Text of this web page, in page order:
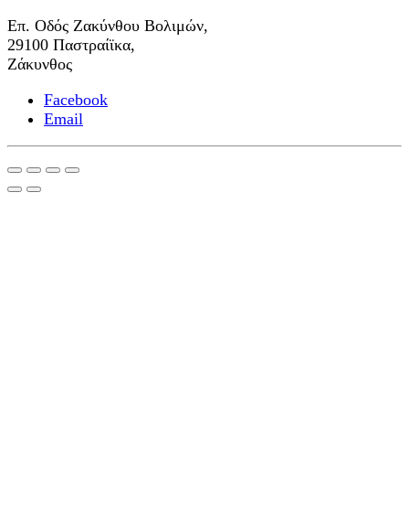
Επ. Οδός Ζακύνθου Βολιμών,
29100 Παστραίϊκα,
Ζάκυνθος
Facebook
Email